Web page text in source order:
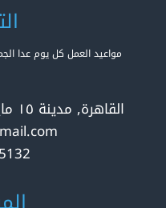
القاهرة, مدينة ١٥ مايو, مجاورة ٣, مول السلام